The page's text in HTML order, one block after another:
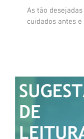
As tão
cuidados antes